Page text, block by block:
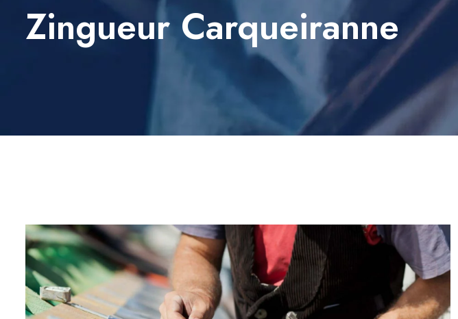
Zingueur Carqueiranne